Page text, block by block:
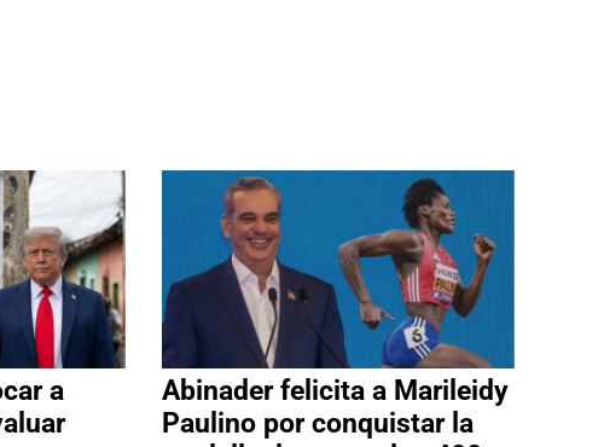
a
Abinader felicita a Marileidy
Paulino por conquistar la